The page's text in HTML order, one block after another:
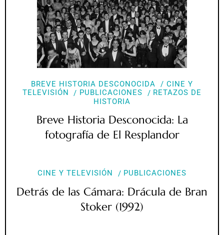
BREVE HISTORIA DESCONOCIDA
CINE Y
TELEVISIÓN
PUBLICACIONES
RETAZOS DE
HISTORIA
Breve Historia Desconocida: La
fotografía de El Resplandor
CINE Y TELEVISIÓN PUBLICACIONES
Detrás de las Cámara: Drácula de Bran
Stoker (1992)